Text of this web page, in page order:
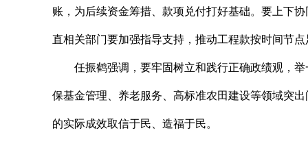
账，为后续资金筹措、款项兑付打好基础。要上下
直相关部门要加强指导支持，推动工程款按时间节
任振鹤强调，要牢固树立和践行正确政绩观，
保基金管理、养老服务、高标准农田建设等领域突
的实际成效取信于民、造福于民。